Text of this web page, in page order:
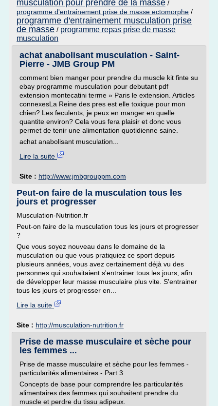
musculation pour prendre de la masse /
programme d'entrainement prise de masse ectomorphe /
programme d'entrainement musculation prise
de masse / programme repas prise de masse
musculation
achat anabolisant musculation - Saint-
Pierre - JMB Group PM
comment bien manger pour prendre du muscle kit finte su
ebay programme musculation pour debutant pdf
extension montecatini terme » Paris le extension. Articles
connexesLa Reine des pres est elle toxique pour mon
chien? Les feculents, je peux en manger en quelle
quantite environ? Cela vous fera plaisir et donc vous
permet de tenir une alimentation quotidienne saine.
achat anabolisant musculation...
Lire la suite
Site : http://www.jmbgrouppm.com
Peut-on faire de la musculation tous les
jours et progresser
Musculation-Nutrition.fr
Peut-on faire de la musculation tous les jours et progresser
?
Que vous soyez nouveau dans le domaine de la
musculation ou que vous pratiquiez ce sport depuis
plusieurs années, vous avez certainement déjà vu des
personnes qui souhaitaient s'entrainer tous les jours, afin
de développer leur masse musculaire plus vite. S'entrainer
tous les jours et progresser en...
Lire la suite
Site : http://musculation-nutrition.fr
Prise de masse musculaire et sèche pour
les femmes ...
Prise de masse musculaire et sèche pour les femmes -
particularités alimentaires - Part 3.
Concepts de base pour comprendre les particularités
alimentaires des femmes qui souhaitent prendre du
muscle et perdre du tissu adipeux.